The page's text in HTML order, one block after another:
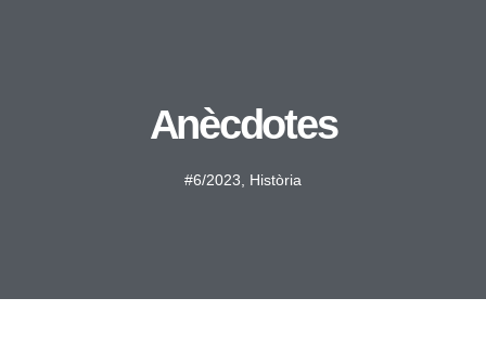
Anècdotes
#6/2023 Història